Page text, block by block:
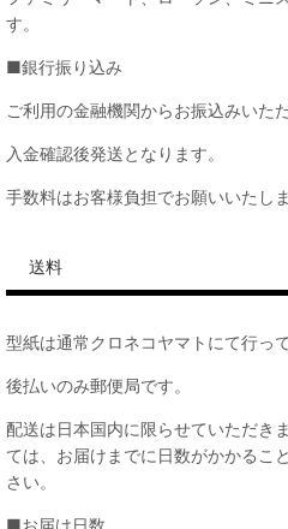
す。
■銀行振り込み
ご利用の金融機関からお振込みいた
入金確認後発送となります。
手数料はお客様負担でお願いいたしま
送料
型紙は通常クロネコヤマトにて行っ
後払いのみ郵便局です。
配送は日本国内に限らせていただき
ては、お届けまでに日数がかかるこ
さい。
■お届け日数